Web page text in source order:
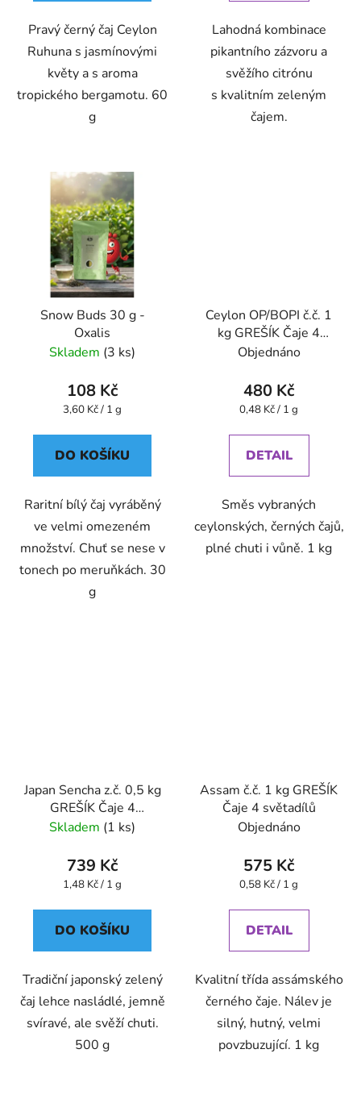
Pravý černý čaj Ceylon
Ruhuna s jasmínovými
květy a s aroma
tropického bergamotu. 60
g
Lahodná kombinace
pikantního zázvoru a
svěžího citrónu
s kvalitním zeleným
čajem.
Snow Buds 30 g -
Oxalis
Skladem (3 ks)
108 Kč
Měrná
3,60 Kč / 1 g
DO KOŠÍKU
Raritní bílý čaj vyráběný
ve velmi omezeném
množství. Chuť se nese v
tonech po meruňkách. 30
g
Ceylon OP/BOPI č.č. 1
kg GREŠÍK Čaje 4
světadílů
Objednáno
480 Kč
Měrná
0,48 Kč / 1 g
DETAIL
Směs vybraných
ceylonských, černých čajů,
plné chuti i vůně. 1 kg
Japan Sencha z.č. 0,5 kg
GREŠÍK Čaje 4
světadílů
Skladem (1 ks)
739 Kč
Měrná
1,48 Kč / 1 g
DO KOŠÍKU
Tradiční japonský zelený
čaj lehce nasládlé, jemně
svíravé, ale svěží chuti.
500 g
Assam č.č. 1 kg GREŠÍK
Čaje 4 světadílů
Objednáno
575 Kč
Měrná
0,58 Kč / 1 g
DETAIL
Kvalitní třída assámského
černého čaje. Nálev je
silný, hutný, velmi
povzbuzující. 1 kg